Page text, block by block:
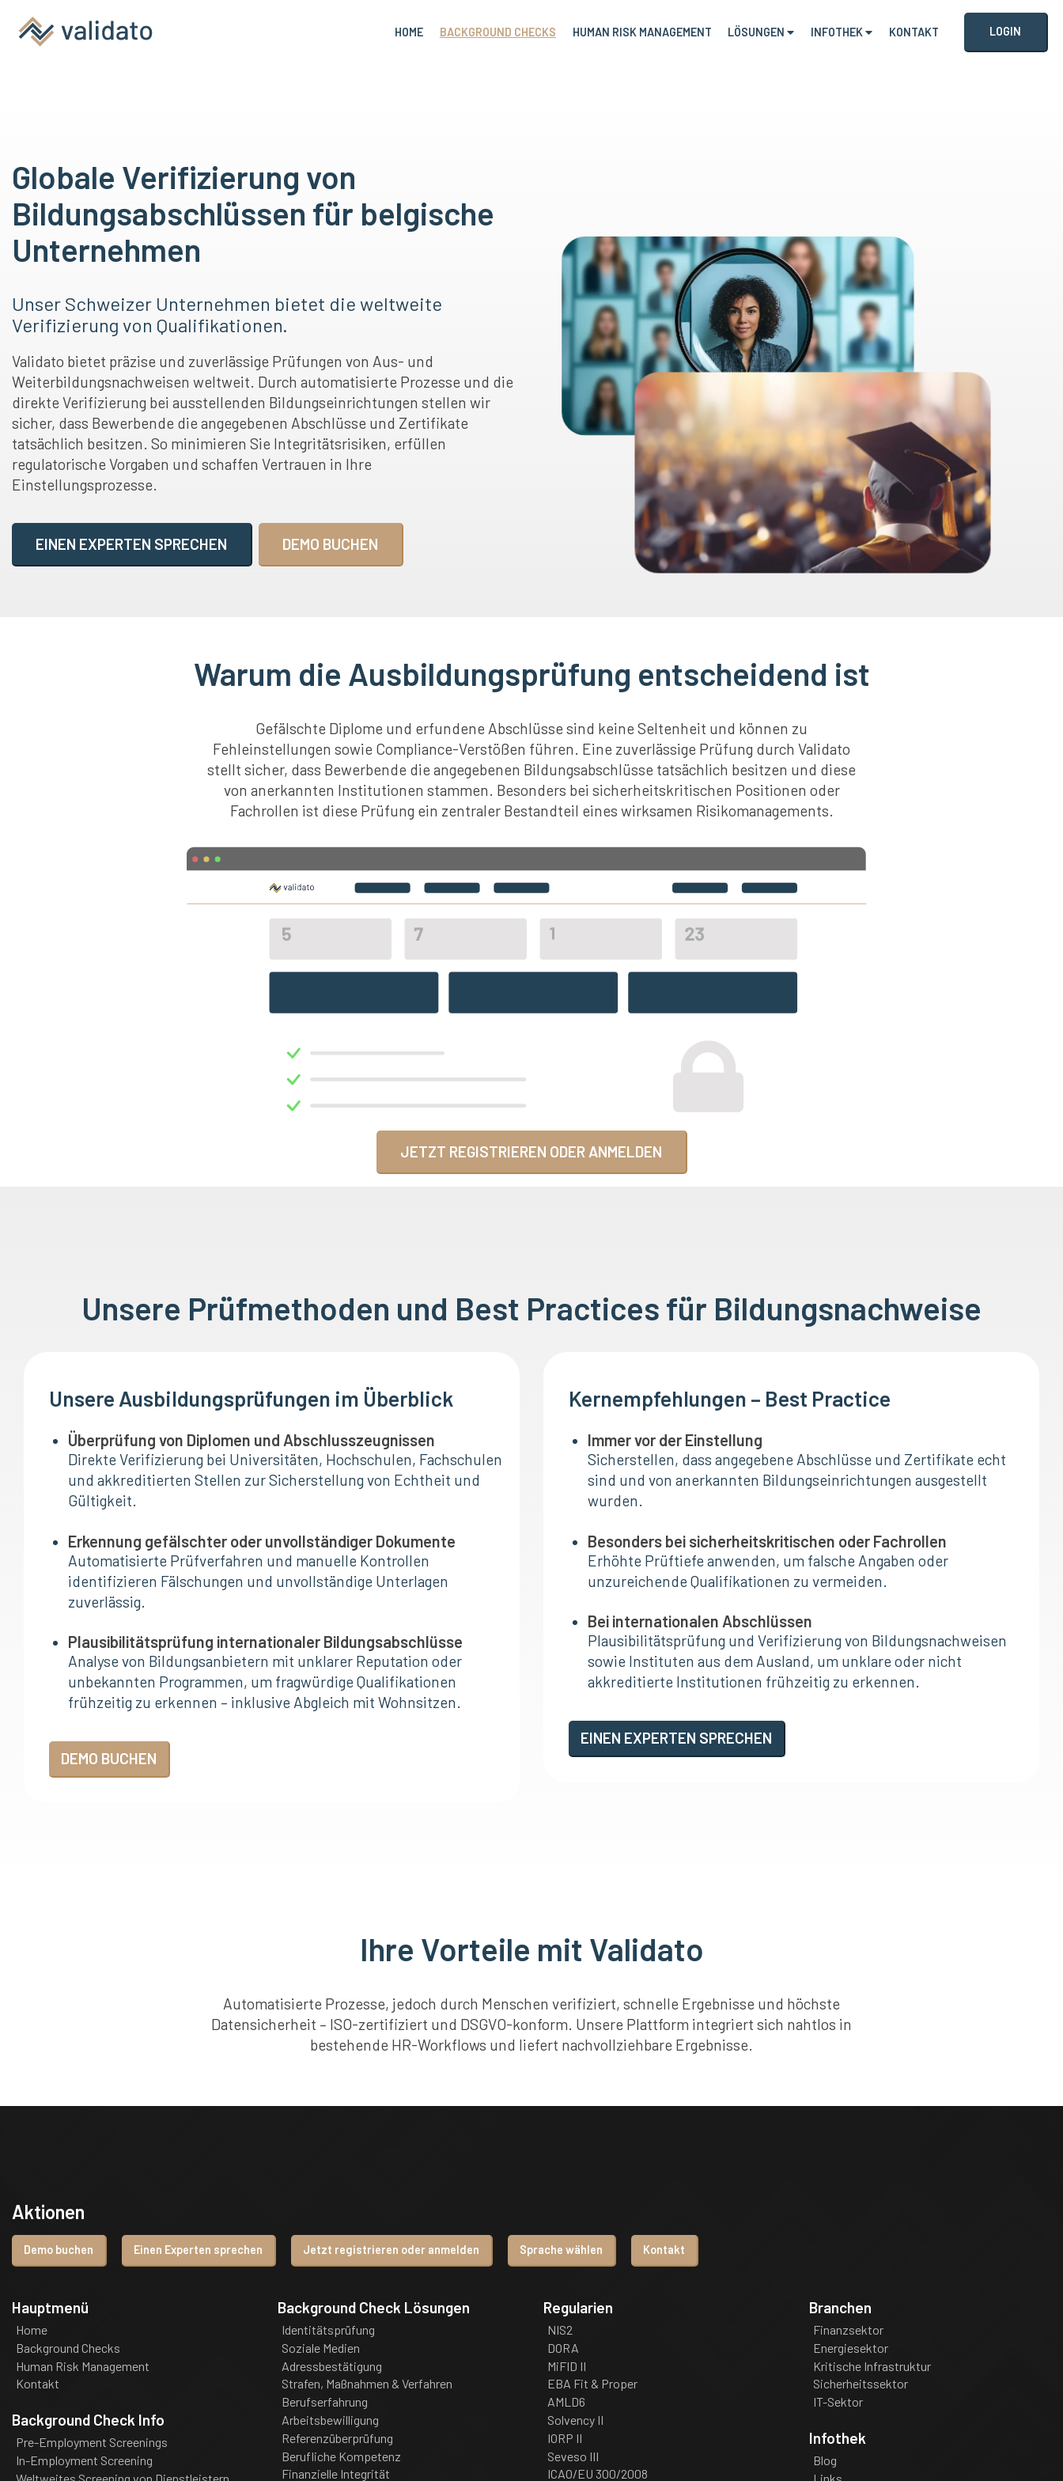
HOME BACKGROUND CHECKS HUMAN RISK MANAGEMENT LÖSUNGEN INFOTHEK KONTAKT LOGIN
Globale Verifizierung von
Bildungsabschlüssen für belgische
Unternehmen
Unser Schweizer Unternehmen bietet die weltweite
Verifizierung von Qualifikationen.
Validato bietet präzise und zuverlässige Prüfungen von Aus- und
Weiterbildungsnachweisen weltweit. Durch automatisierte Prozesse und die
direkte Verifizierung bei ausstellenden Bildungseinrichtungen stellen wir
sicher, dass Bewerbende die angegebenen Abschlüsse und Zertifikate
tatsächlich besitzen. So minimieren Sie Integritätsrisiken, erfüllen
regulatorische Vorgaben und schaffen Vertrauen in Ihre
Einstellungsprozesse.
EINEN EXPERTEN SPRECHEN DEMO BUCHEN
Warum die Ausbildungsprüfung entscheidend ist
Gefälschte Diplome und erfundene Abschlüsse sind keine Seltenheit und können zu
Fehleinstellungen sowie Compliance-Verstößen führen. Eine zuverlässige Prüfung durch Validato
stellt sicher, dass Bewerbende die angegebenen Bildungsabschlüsse tatsächlich besitzen und diese
von anerkannten Institutionen stammen. Besonders bei sicherheitskritischen Positionen oder
Fachrollen ist diese Prüfung ein zentraler Bestandteil eines wirksamen Risikomanagements.
JETZT REGISTRIEREN ODER ANMELDEN
Unsere Prüfmethoden und Best Practices für Bildungsnachweise
Unsere Ausbildungsprüfungen im Überblick
Überprüfung von Diplomen und Abschlusszeugnissen
Direkte Verifizierung bei Universitäten, Hochschulen, Fachschulen
und akkreditierten Stellen zur Sicherstellung von Echtheit und
Gültigkeit.
Erkennung gefälschter oder unvollständiger Dokumente
Automatisierte Prüfverfahren und manuelle Kontrollen
identifizieren Fälschungen und unvollständige Unterlagen
zuverlässig.
Plausibilitätsprüfung internationaler Bildungsabschlüsse
Analyse von Bildungsanbietern mit unklarer Reputation oder
unbekannten Programmen, um fragwürdige Qualifikationen
frühzeitig zu erkennen – inklusive Abgleich mit Wohnsitzen.
DEMO BUCHEN
Kernempfehlungen – Best Practice
Immer vor der Einstellung
Sicherstellen, dass angegebene Abschlüsse und Zertifikate echt
sind und von anerkannten Bildungseinrichtungen ausgestellt
wurden.
Besonders bei sicherheitskritischen oder Fachrollen
Erhöhte Prüftiefe anwenden, um falsche Angaben oder
unzureichende Qualifikationen zu vermeiden.
Bei internationalen Abschlüssen
Plausibilitätsprüfung und Verifizierung von Bildungsnachweisen
sowie Instituten aus dem Ausland, um unklare oder nicht
akkreditierte Institutionen frühzeitig zu erkennen.
EINEN EXPERTEN SPRECHEN
Ihre Vorteile mit Validato
Automatisierte Prozesse, jedoch durch Menschen verifiziert, schnelle Ergebnisse und höchste
Datensicherheit – ISO-zertifiziert und DSGVO-konform. Unsere Plattform integriert sich nahtlos in
bestehende HR-Workflows und liefert nachvollziehbare Ergebnisse.
Aktionen
Demo buchen Einen Experten sprechen Jetzt registrieren oder anmelden Sprache wählen Kontakt
Hauptmenü
Home
Background Checks
Human Risk Management
Kontakt
Background Check Info
Pre-Employment Screenings
In-Employment Screening
Weltweites Screening von Dienstleistern
Background Check Lösungen
Identitätsprüfung
Soziale Medien
Adressbestätigung
Strafen, Maßnahmen & Verfahren
Berufserfahrung
Arbeitsbewilligung
Referenzüberprüfung
Berufliche Kompetenz
Finanzielle Integrität
Regularien
NIS2
DORA
MiFID II
EBA Fit & Proper
AMLD6
Solvency II
IORP II
Seveso III
ICAO/EU 300/2008
Branchen
Finanzsektor
Energiesektor
Kritische Infrastruktur
Sicherheitssektor
IT-Sektor
Infothek
Blog
Links